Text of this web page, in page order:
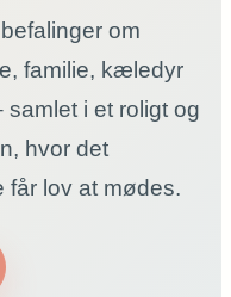
om
familie, kæledyr
i et roligt og
hvor det
får lov at mødes.